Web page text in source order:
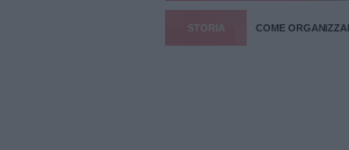
STORIA COME